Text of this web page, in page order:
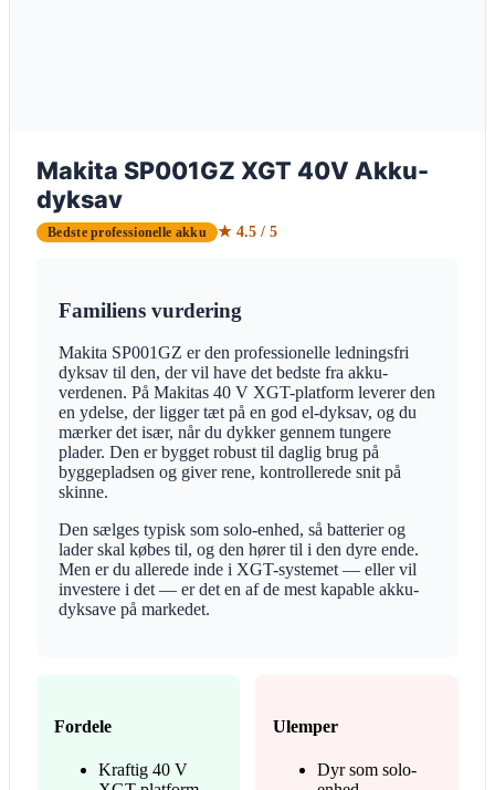
Makita SP001GZ XGT 40V Akku-
dyksav
Bedste professionelle akku ★ 4.5 / 5
Familiens vurdering
Makita SP001GZ er den professionelle ledningsfri
dyksav til den, der vil have det bedste fra akku-
verdenen. På Makitas 40 V XGT-platform leverer den
en ydelse, der ligger tæt på en god el-dyksav, og du
mærker det især, når du dykker gennem tungere
plader. Den er bygget robust til daglig brug på
byggepladsen og giver rene, kontrollerede snit på
skinne.
Den sælges typisk som solo-enhed, så batterier og
lader skal købes til, og den hører til i den dyre ende.
Men er du allerede inde i XGT-systemet — eller vil
investere i det — er det en af de mest kapable akku-
dyksave på markedet.
Fordele
Kraftig 40 V
Ulemper
Dyr som solo-